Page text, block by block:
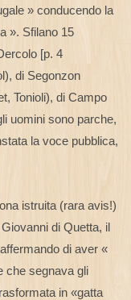
» conducendo la
». Sfilano 15
[p. 4
di Segonzon
Tonioli), di Campo
uomini sono parche,
la voce pubblica,
istruita (rara avis!)
di Quetta, il
di aver «
che segnava gli
in «gatta